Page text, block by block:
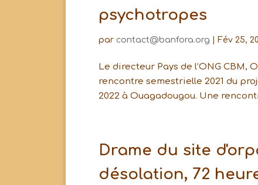
psychotropes
par contact@banfora.org Fév 25,
Le directeur Pays de l’ONG
rencontre semestrielle 2021 du
2022 à Ouagadougou. Une
Drame du site
désolation, 72